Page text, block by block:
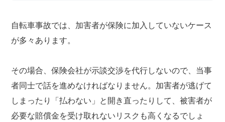
自転車事故では、加害者が保険に加入していないケース
が多々あります。
その場合、保険会社が示談交渉を代行しないので、当事
者同士で話を進めなければなりません。加害者が逃げて
しまったり「払わない」と開き直ったりして、被害者が
必要な賠償金を受け取れないリスクも高くなるでしょ